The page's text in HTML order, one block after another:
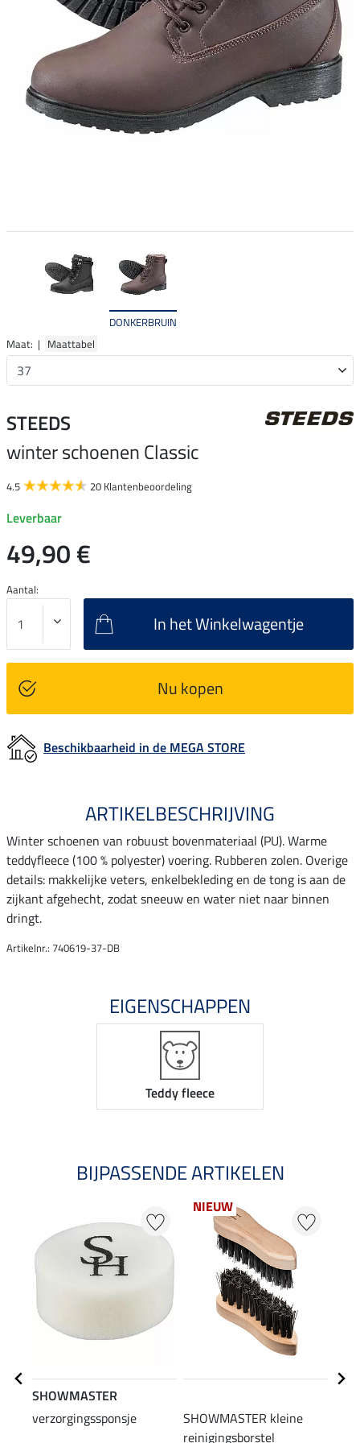
DONKERBRUIN
Maat: | Maattabel
STEEDS
winter schoenen Classic
4.5 20 Klantenbeoordeling
Leverbaar
49,90 €
Aantal:
In het Winkelwagentje
Nu kopen
Beschikbaarheid in de MEGA STORE
ARTIKELBESCHRIJVING
Winter schoenen van robuust bovenmateriaal (PU). Warme
teddyfleece (100 % polyester) voering. Rubberen zolen. Overige
details: makkelijke veters, enkelbekleding en de tong is aan de
zijkant afgehecht, zodat sneeuw en water niet naar binnen
dringt.
Artikelnr.: 740619-37-DB
EIGENSCHAPPEN
Teddy fleece
BIJPASSENDE ARTIKELEN
SHOWMASTER
verzorgingssponsje
NIEUW
SHOWMASTER kleine
reinigingsborstel